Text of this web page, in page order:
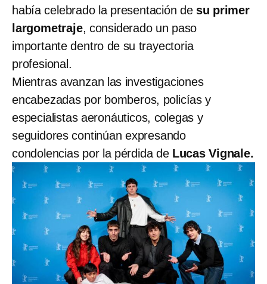
había celebrado la presentación de su primer
largometraje, considerado un paso
importante dentro de su trayectoria
profesional.
Mientras avanzan las investigaciones
encabezadas por bomberos, policías y
especialistas aeronáuticos, colegas y
seguidores continúan expresando
condolencias por la pérdida de Lucas Vignale.